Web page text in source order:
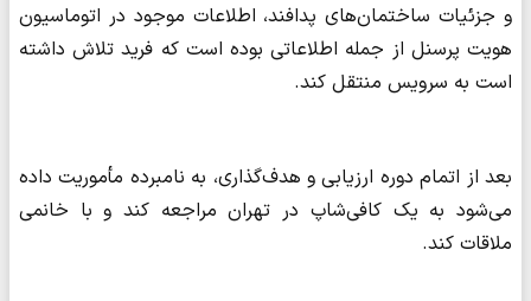
و جزئیات ساختمان‌های پدافند، اطلاعات موجود در اتوماسیون
هویت پرسنل از جمله اطلاعاتی بوده است که فرید تلاش داشته
است به سرویس منتقل کند.
بعد از اتمام دوره ارزیابی و هدف‌گذاری، به نامبرده مأموریت داده
می‌شود به یک کافی‌شاپ در تهران مراجعه کند و با خانمی
ملاقات کند.